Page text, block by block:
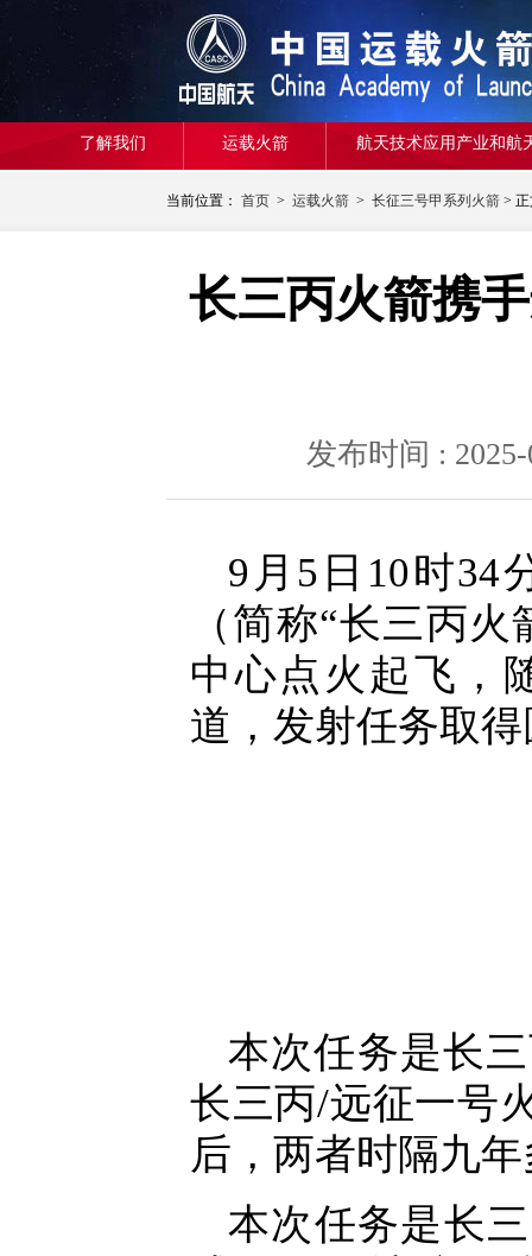
了解我们 运载火箭 航天技术应用产业和航
当前位置： 首页 > 运载火箭 > 长征三号甲系列火箭 >
长三丙火箭携
发布时间 :
9月5日10时34
（简称“长三丙
中心点火起飞，
道，发射任务取
本次任务是长
长三丙/远征一号
后，两者时隔九
本次任务是长